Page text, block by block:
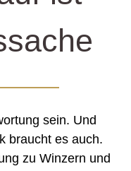
sein. Und
braucht es auch.
zu Winzern und